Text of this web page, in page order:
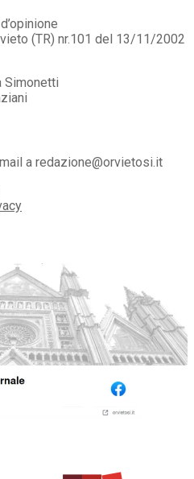
(TR) nr.101 del 13/11/2002
Simonetti
a redazione@orvietosi.it